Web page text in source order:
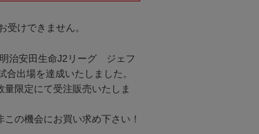
けできません。
治安田生命J2リーグ ジェフ
出場を達成いたしました。
量限定にて受注販売いたしま
の機会にお買い求め下さい！